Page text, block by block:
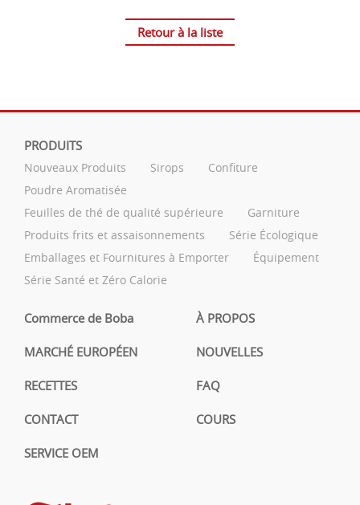
Retour à la liste
PRODUITS
Nouveaux Produits Sirops
Confiture
Poudre Aromatisée
Feuilles de thé de qualité supérieure
Garniture
Produits frits et assaisonnements
Série Écologique
Emballages et Fournitures à Emporter
Équipement
Série Santé et Zéro Calorie
Commerce de Boba À PROPOS
MARCHÉ EUROPÉEN NOUVELLES
RECETTES FAQ
CONTACT COURS
SERVICE OEM